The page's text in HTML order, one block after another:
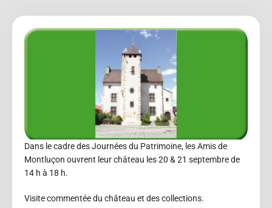
Dans le cadre des Journées du Patrimoine, les Amis de
Montluçon ouvrent leur château les 20 & 21 septembre de
14 h à 18 h.
Visite commentée du château et des collections.